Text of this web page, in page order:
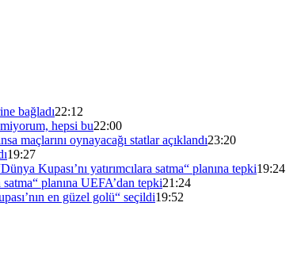
bağladı22:12
hepsi bu22:00
maçlarını oynayacağı statlar açıklandı23:20
19:27
Kupası’nı yatırımcılara satma“ planına tepki19:24
satma“ planına UEFA’dan tepki21:24
en güzel golü“ seçildi19:52